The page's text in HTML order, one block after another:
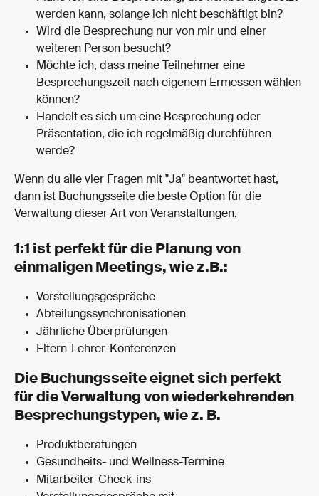
werden kann, solange ich nicht beschäftigt bin?
Wird die Besprechung nur von mir und einer
weiteren Person besucht?
Möchte ich, dass meine Teilnehmer eine
Besprechungszeit nach eigenem Ermessen wählen
können?
Handelt es sich um eine Besprechung oder
Präsentation, die ich regelmäßig durchführen
werde?
Wenn du alle vier Fragen mit "Ja" beantwortet hast,
dann ist Buchungsseite die beste Option für die
Verwaltung dieser Art von Veranstaltungen.
1:1 ist perfekt für die Planung von
einmaligen Meetings, wie z.B.:
Vorstellungsgespräche
Abteilungssynchronisationen
Jährliche Überprüfungen
Eltern-Lehrer-Konferenzen
Die Buchungsseite eignet sich perfekt
für die Verwaltung von wiederkehrenden
Besprechungstypen, wie z. B.
Produktberatungen
Gesundheits- und Wellness-Termine
Mitarbeiter-Check-ins